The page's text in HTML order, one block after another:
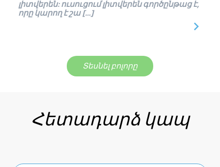
լիտվերեն: ուսուցում լիտվերեն գործընթաց է,
որը կարող է շա […]
Տեսնել բոլորը
Հետադարձ կապ